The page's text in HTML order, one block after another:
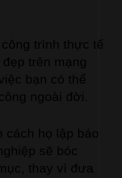
trình thực tế
trên mạng
bạn có thể
ngoài đời.
cách họ lập báo
sẽ bóc
thay vì đưa